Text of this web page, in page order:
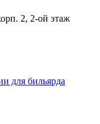
2, 2-ой этаж